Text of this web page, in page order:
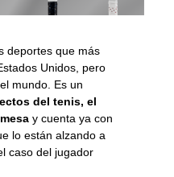
deportes que más
Unidos, pero
mundo. Es un
del tenis, el
y cuenta ya con
lo están alzando a
caso del jugador